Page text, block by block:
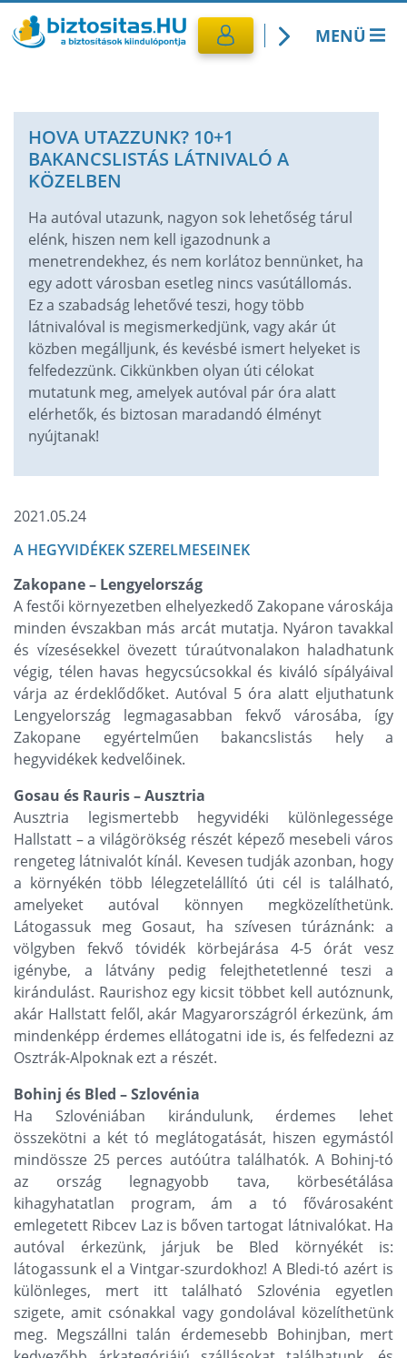
MENÜ
Utasbiztosítás
Lakásbiztosítás
Banki termékek
HOVA UTAZZUNK? 10+1
BAKANCSLISTÁS LÁTNIVALÓ A
KÖZELBEN
Ha autóval utazunk, nagyon sok lehetőség tárul
elénk, hiszen nem kell igazodnunk a
menetrendekhez, és nem korlátoz bennünket, ha
egy adott városban esetleg nincs vasútállomás.
Ez a szabadság lehetővé teszi, hogy több
látnivalóval is megismerkedjünk, vagy akár út
közben megálljunk, és kevésbé ismert helyeket is
felfedezzünk. Cikkünkben olyan úti célokat
mutatunk meg, amelyek autóval pár óra alatt
elérhetők, és biztosan maradandó élményt
nyújtanak!
2021.05.24
A HEGYVIDÉKEK SZERELMESEINEK
Zakopane – Lengyelország
A festői környezetben elhelyezkedő Zakopane városkája
minden évszakban más arcát mutatja. Nyáron tavakkal
és vízesésekkel övezett túraútvonalakon haladhatunk
végig, télen havas hegycsúcsokkal és kiváló sípályáival
várja az érdeklődőket. Autóval 5 óra alatt eljuthatunk
Lengyelország legmagasabban fekvő városába, így
Zakopane egyértelműen bakancslistás hely a
hegyvidékek kedvelőinek.
Gosau és Rauris – Ausztria
Ausztria legismertebb hegyvidéki különlegessége
Hallstatt – a világörökség részét képező mesebeli város
rengeteg látnivalót kínál. Kevesen tudják azonban, hogy
a környékén több lélegzetelállító úti cél is található,
amelyeket autóval könnyen megközelíthetünk.
Látogassuk meg Gosaut, ha szívesen túráznánk: a
völgyben fekvő tóvidék körbejárása 4-5 órát vesz
igénybe, a látvány pedig felejthetetlenné teszi a
kirándulást. Raurishoz egy kicsit többet kell autóznunk,
akár Hallstatt felől, akár Magyarországról érkezünk, ám
mindenképp érdemes ellátogatni ide is, és felfedezni az
Osztrák-Alpoknak ezt a részét.
Bohinj és Bled – Szlovénia
Ha Szlovéniában kirándulunk, érdemes lehet
összekötni a két tó meglátogatását, hiszen egymástól
mindössze 25 perces autóútra találhatók. A Bohinj-tó
az ország legnagyobb tava, körbesétálása
kihagyhatatlan program, ám a tó fővárosaként
emlegetett Ribcev Laz is bőven tartogat látnivalókat. Ha
autóval érkezünk, járjuk be Bled környékét is:
látogassunk el a Vintgar-szurdokhoz! A Bledi-tó azért is
különleges, mert itt található Szlovénia egyetlen
szigete, amit csónakkal vagy gondolával közelíthetünk
meg. Megszállni talán érdemesebb Bohinjban, mert